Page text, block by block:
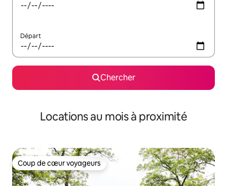
Départ
Chercher
Locations au mois à proximité
Coup de cœur voyageurs
Coup de cœur voyageurs